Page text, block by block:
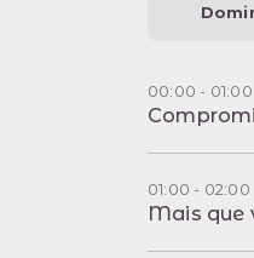
00:00 - 01:00
01:00 - 02:00
Mais que